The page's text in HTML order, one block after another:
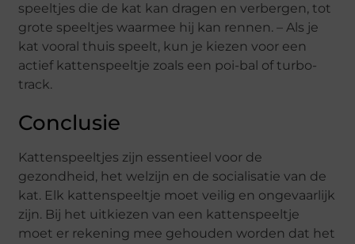
speeltjes die de kat kan dragen en verbergen, tot
grote speeltjes waarmee hij kan rennen. – Als je
kat vooral thuis speelt, kun je kiezen voor een
actief kattenspeeltje zoals een poi-bal of turbo-
track.
Conclusie
Kattenspeeltjes zijn essentieel voor de
gezondheid, het welzijn en de socialisatie van de
kat. Elk kattenspeeltje moet veilig en ongevaarlijk
zijn. Bij het uitkiezen van een kattenspeeltje
moet er rekening mee gehouden worden dat het